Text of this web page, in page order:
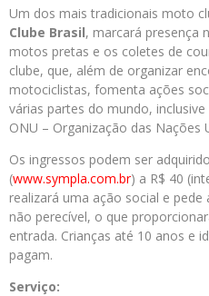
Um dos mais tradicionais moto
Clube Brasil, marcará presença
motos pretas e os coletes de
clube, que, além de organizar
motociclistas, fomenta ações
várias partes do mundo,
ONU – Organização das Nações
Os ingressos podem ser
(www.sympla.com.br) a R$ 40
realizará uma ação social e
não perecível, o que
entrada. Crianças até 10 anos e
pagam.
Serviço: